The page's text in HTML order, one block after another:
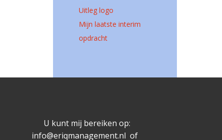
Uitleg logo
Mijn laatste interim
opdracht
U kunt mij bereiken op:
info@eriqmanagement.nl of